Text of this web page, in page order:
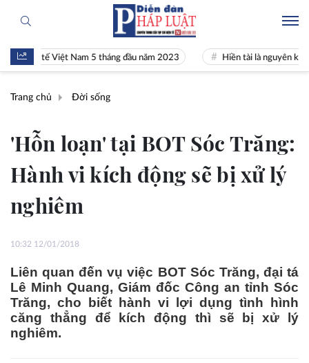
tế Việt Nam 5 tháng đầu năm 2023 Hiền tài là nguyên khí Quốc gia
Trang chủ Đời sống
'Hỗn loạn' tại BOT Sóc Trăng:
Hành vi kích động sẽ bị xử lý
nghiêm
10:32 12/01/2018
Liên quan đến vụ việc BOT Sóc Trăng, đại tá
Lê Minh Quang, Giám đốc Công an tỉnh Sóc
Trăng, cho biết hành vi lợi dụng tình hình
căng thẳng để kích động thì sẽ bị xử lý
nghiêm.